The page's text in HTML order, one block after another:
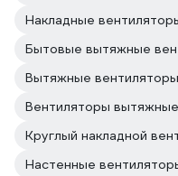
Накладные
Бытовые вытяжные
Вытяжные
Вентиляторы
Круглый накладной
Настенные